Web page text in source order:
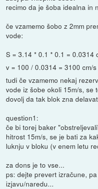
recimo da je šoba idealna in
če vzamemo šobo z 2mm
vode:
S = 3.14 * 0.1 * 0.1 = 0.0314
v = 100 / 0.0314 = 3100 cm/
tudi če vzamemo nekaj
vode iz šobe okoli 15m/s, se
dovolj da tak blok zna
question1:
če bi torej baker
hitrost 15m/s, se je bati za
luknju v bloku (v enem letu
za dons je to vse...
ps: dejte prevert izračune,
izjavu/naredu...